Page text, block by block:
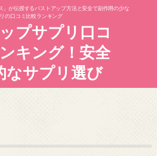
」が伝授するバストアップ方法と安全で副作用の少な
の口コミ比較ランキング
プサプリ口コ
キング！安全
なサプリ選び